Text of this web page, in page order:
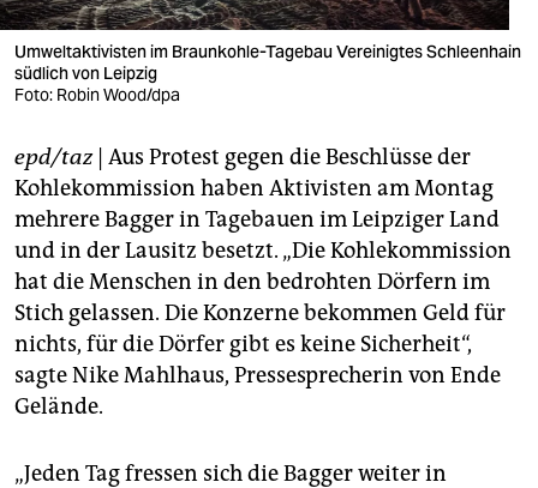
verlag
veranstaltungen
fragen & hilfe
unterstützen
abo
genossenschaft
epaper login
Umweltaktivisten im Braunkohle-Tagebau Vereinigtes Schleenhain
südlich von Leipzig
Foto: Robin Wood/dpa
epd/taz| Aus Protest gegen die Beschlüsse der
Kohlekommission haben Aktivisten am Montag
mehrere Bagger in Tagebauen im Leipziger Land
und in der Lausitz besetzt. „Die Kohlekommission
hat die Menschen in den bedrohten Dörfern im
Stich gelassen. Die Konzerne bekommen Geld für
nichts, für die Dörfer gibt es keine Sicherheit“,
sagte Nike Mahlhaus, Pressesprecherin von Ende
Gelände.
„Jeden Tag fressen sich die Bagger weiter in